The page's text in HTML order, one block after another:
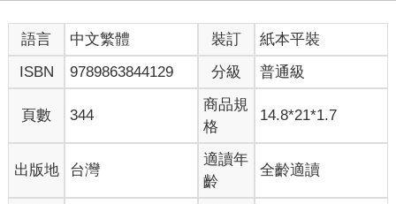
語言 中文繁體 裝訂
紙本平裝
ISBN
9789863844129 分級 普通級
頁數 344
商品規
格
14.8*21*1.7
出版地 台灣
適讀年
齡
全齡適讀